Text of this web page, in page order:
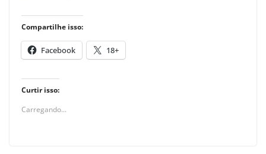
Compartilhe isso:
Facebook 18+
Curtir isso:
Carregando...